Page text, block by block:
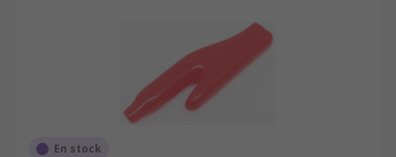
En stock